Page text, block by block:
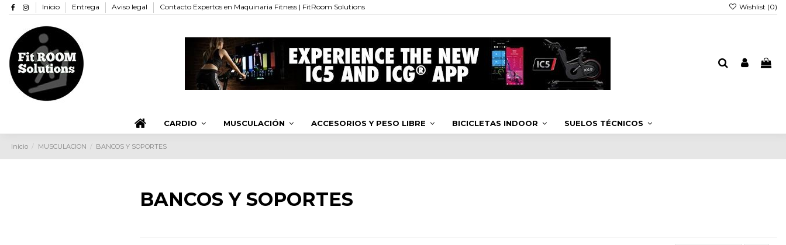
Inicio Entrega Aviso legal Contacto Expertos en Maquinaria Fitness | FitRoom Solutions Wishlist (0)
CARDIO MUSCULACIÓN ACCESORIOS Y PESO LIBRE BICICLETAS INDOOR SUELOS TÉCNICOS
Inicio MUSCULACION BANCOS Y SOPORTES
BANCOS Y SOPORTES